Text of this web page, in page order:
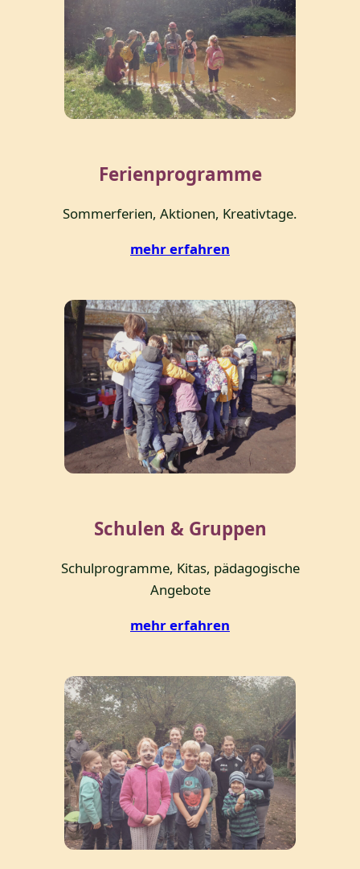
Ferienprogramme
Sommerferien, Aktionen, Kreativtage.
mehr erfahren
Schulen & Gruppen
Schulprogramme, Kitas, pädagogische
Angebote
mehr erfahren